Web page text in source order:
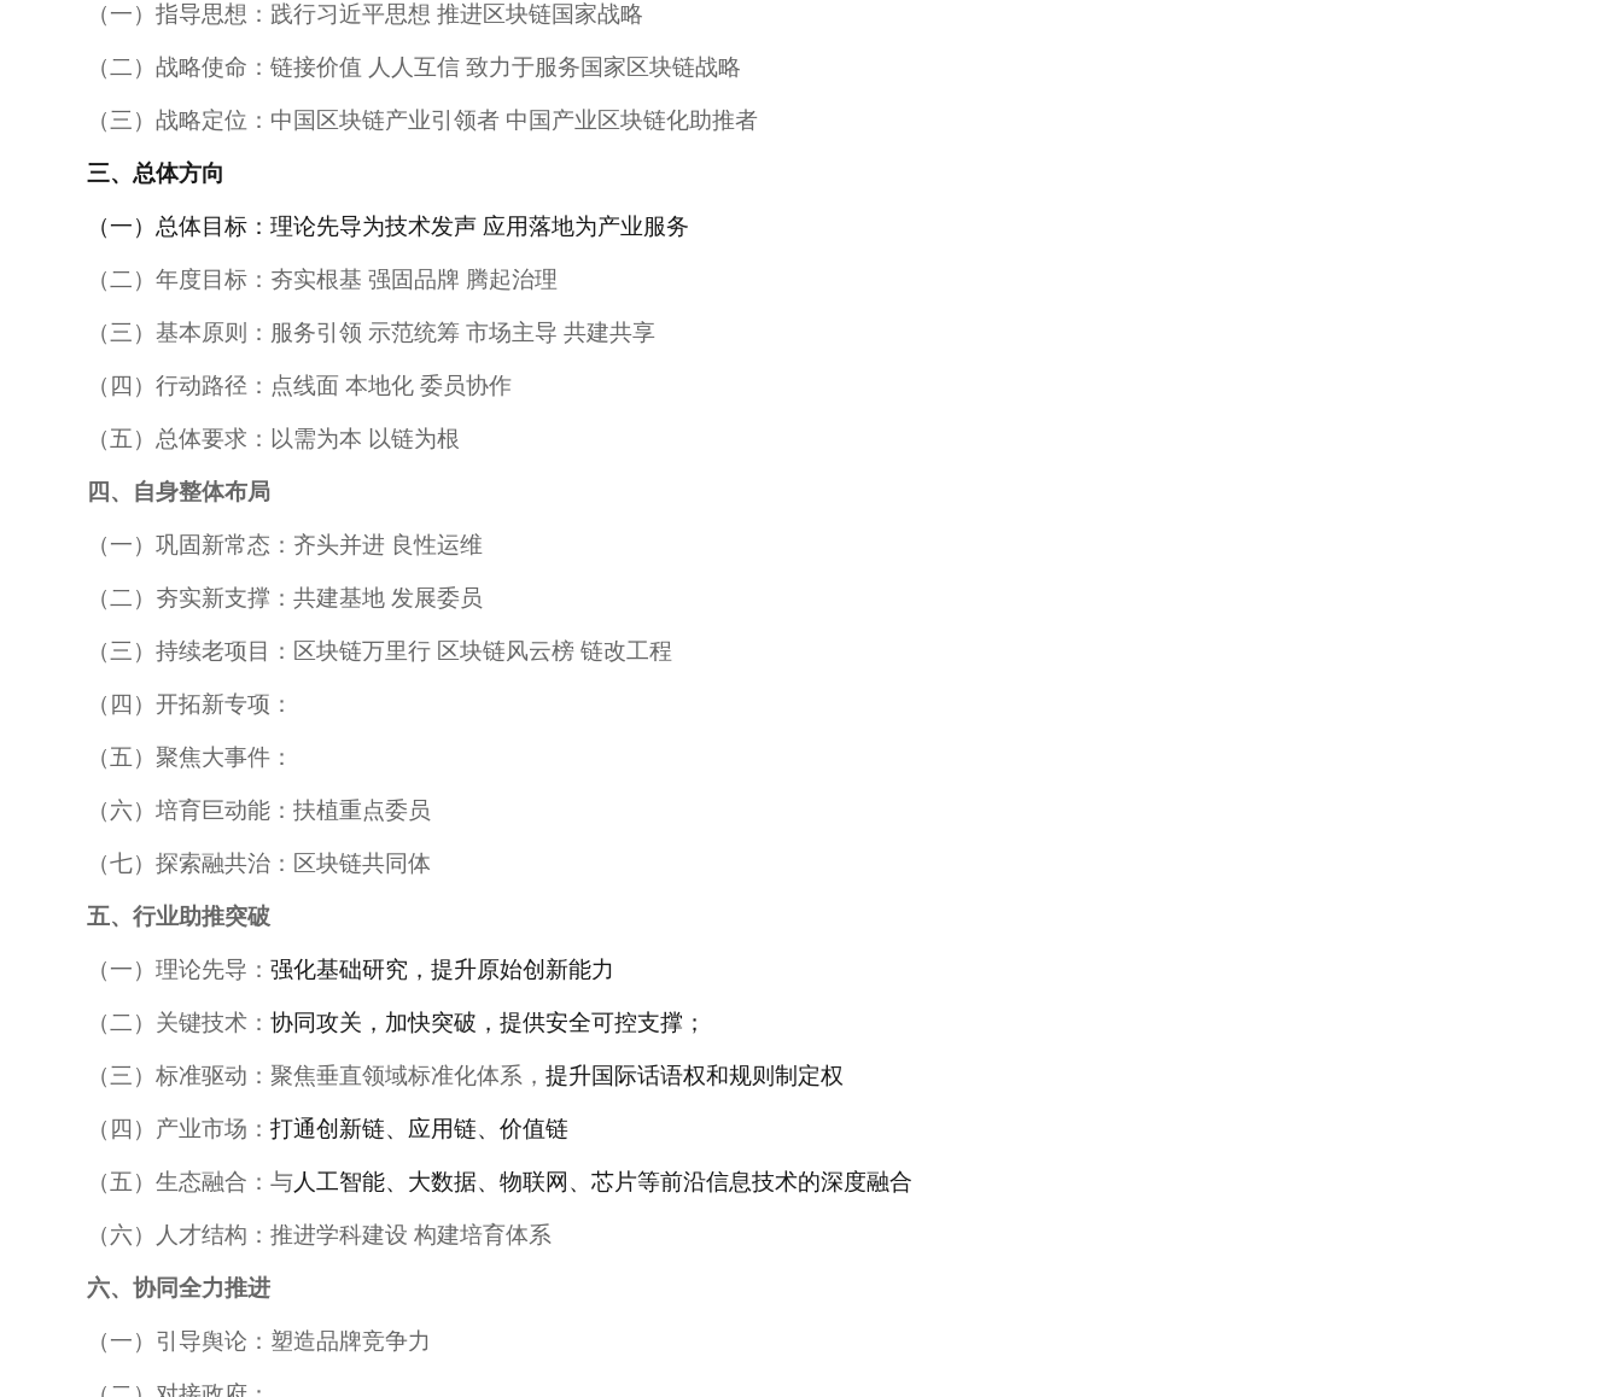
（一）指导思想：践行习近平思想 推进区块链国家战略
（二）战略使命：链接价值 人人互信 致力于服务国家区块链战略
（三）战略定位：中国区块链产业引领者 中国产业区块链化助推者
三、总体方向
（一）总体目标：理论先导为技术发声 应用落地为产业服务
（二）年度目标：夯实根基 强固品牌 腾起治理
（三）基本原则：服务引领 示范统筹 市场主导 共建共享
（四）行动路径：点线面 本地化 委员协作
（五）总体要求：以需为本 以链为根
四、自身整体布局
（一）巩固新常态：齐头并进 良性运维
（二）夯实新支撑：共建基地 发展委员
（三）持续老项目：区块链万里行 区块链风云榜 链改工程
（四）开拓新专项：
（五）聚焦大事件：
（六）培育巨动能：扶植重点委员
（七）探索融共治：区块链共同体
五、行业助推突破
（一）理论先导： 强化基础研究，提升原始创新能力
（二）关键技术： 协同攻关，加快突破，提供安全可控支撑；
（三）标准驱动： 聚焦垂直领域标准化体系， 提升国际话语权和规则制定权
（四）产业市场： 打通创新链、应用链、价值链
（五）生态融合：与人工智能、大数据、物联网、芯片等前沿信息技术的深度融合
（六）人才结构：推进学科建设 构建培育体系
六、协同全力推进
（一）引导舆论：塑造品牌竞争力